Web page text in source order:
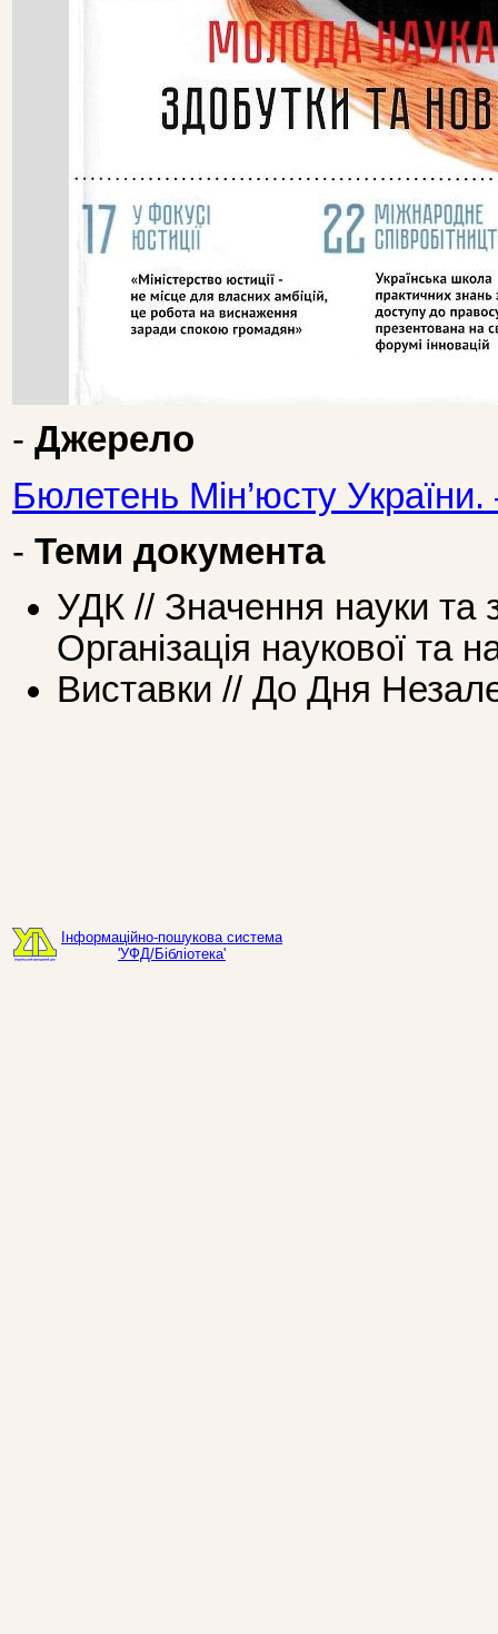
- Джерело
Бюлетень Мін’юсту
- Теми документа
УДК // Значення науки та
Організація наукової та
Виставки // До Дня
Інформаційно-пошукова система
'УФД/Бібліотека'